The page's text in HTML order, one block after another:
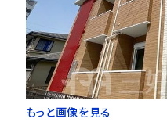
もっと画像を見る